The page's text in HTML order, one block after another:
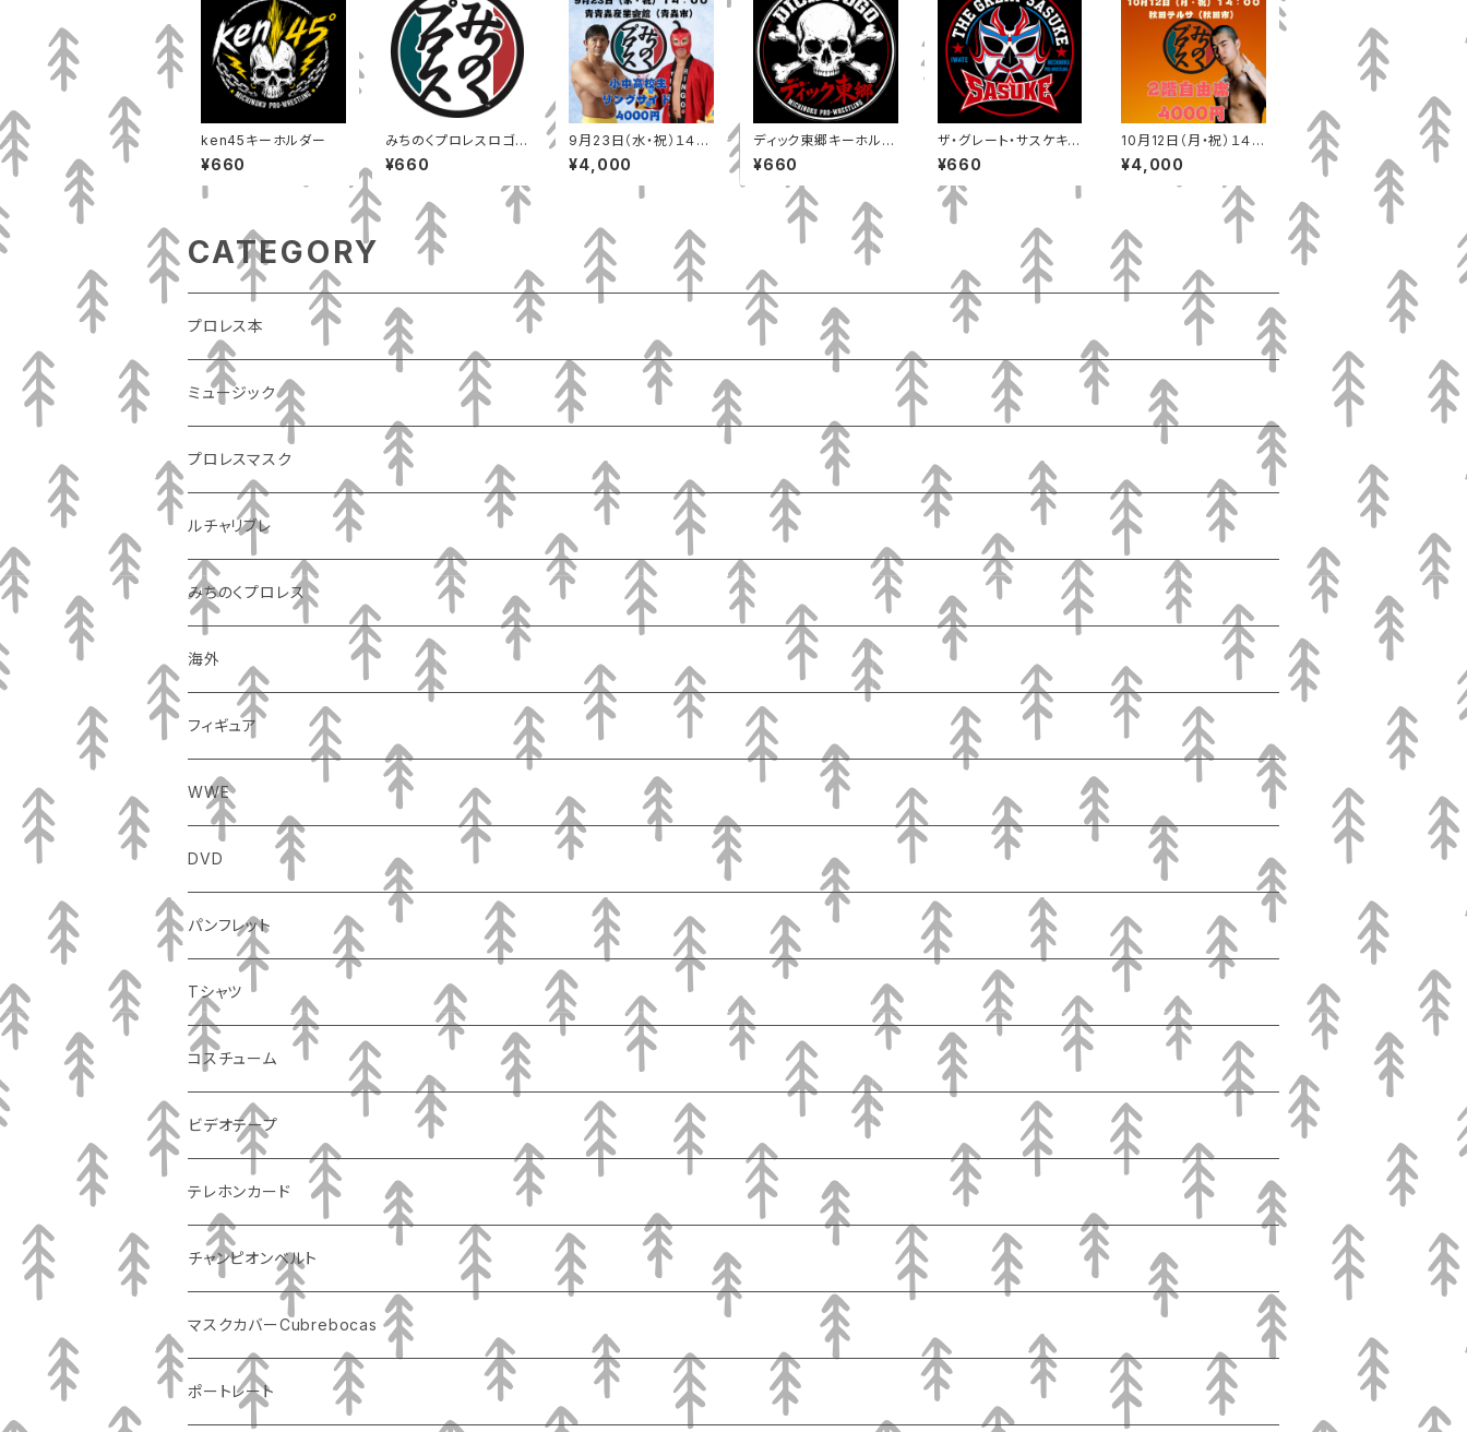
ken45キーホルダー
¥660
みちのくプロレスロゴキ
ーホルダー
¥660
9月23日（水・祝）１４：
００ 青森産業会館（青
森市）小中高校生リング
¥4,000
ディック東郷キーホルダ
ー
¥660
ザ・グレート・サスケキー
ホルダー
¥660
10月12日（月・祝）１４：
００ 秋田テルサ（秋田
市）2階自由席
¥4,000
CATEGORY
プロレス本
ミュージック
プロレスマスク
ルチャリブレ
みちのくプロレス
海外
フィギュア
WWE
DVD
パンフレット
Tシャツ
コスチューム
ビデオテープ
テレホンカード
チャンピオンベルト
マスクカバーCubrebocas
ポートレート